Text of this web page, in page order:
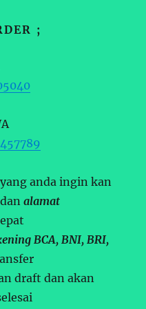
;
anda ingin kan
danalamat
BCA, BNI, BRI,
draft dan akan